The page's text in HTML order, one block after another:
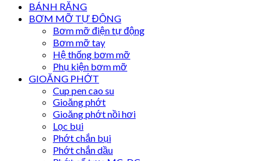
BÁNH RĂNG
BƠM MỠ TỰ ĐỘNG
Bơm mỡ điện tự động
Bơm mỡ tay
Hệ thống bơm mỡ
Phụ kiện bơm mỡ
GIOĂNG PHỚT
Cup pen cao su
Gioăng phớt
Gioăng phớt nồi hơi
Lọc bụi
Phớt chắn bụi
Phớt chắn dầu